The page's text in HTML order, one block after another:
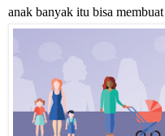
anak banyak itu bisa